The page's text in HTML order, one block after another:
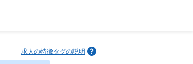
求人の特徴タグの説明